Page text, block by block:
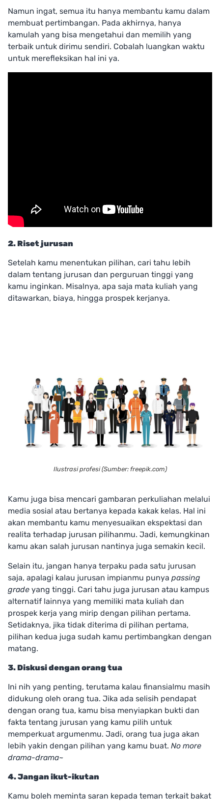
Namun ingat, semua itu hanya membantu kamu dalam
membuat pertimbangan. Pada akhirnya, hanya
kamulah yang bisa mengetahui dan memilih yang
terbaik untuk dirimu sendiri. Cobalah luangkan waktu
untuk merefleksikan hal ini ya.
2. Riset jurusan
Setelah kamu menentukan pilihan, cari tahu lebih
dalam tentang jurusan dan perguruan tinggi yang
kamu inginkan. Misalnya, apa saja mata kuliah yang
ditawarkan, biaya, hingga prospek kerjanya.
Ilustrasi profesi (Sumber: freepik.com)
Kamu juga bisa mencari gambaran perkuliahan melalui
media sosial atau bertanya kepada kakak kelas. Hal ini
akan membantu kamu menyesuaikan ekspektasi dan
realita terhadap jurusan pilihanmu. Jadi, kemungkinan
kamu akan salah jurusan nantinya juga semakin kecil.
Selain itu, jangan hanya terpaku pada satu jurusan
saja, apalagi kalau jurusan impianmu punya passing
grade yang tinggi. Cari tahu juga jurusan atau kampus
alternatif lainnya yang memiliki mata kuliah dan
prospek kerja yang mirip dengan pilihan pertama.
Setidaknya, jika tidak diterima di pilihan pertama,
pilihan kedua juga sudah kamu pertimbangkan dengan
matang.
3. Diskusi dengan orang tua
Ini nih yang penting, terutama kalau finansialmu masih
didukung oleh orang tua. Jika ada selisih pendapat
dengan orang tua, kamu bisa menyiapkan bukti dan
fakta tentang jurusan yang kamu pilih untuk
memperkuat argumenmu. Jadi, orang tua juga akan
lebih yakin dengan pilihan yang kamu buat. No more
drama-drama~
4. Jangan ikut-ikutan
Kamu boleh meminta saran kepada teman terkait bakat